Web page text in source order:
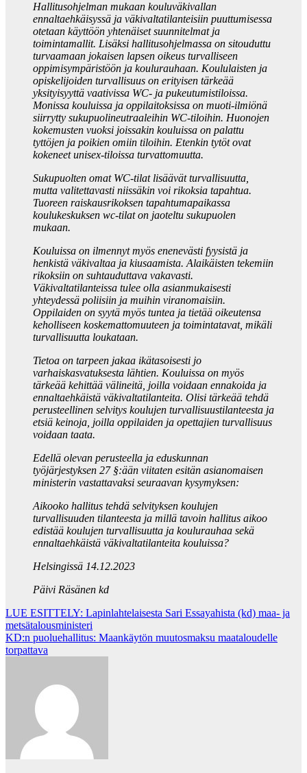
Hallitusohjelman mukaan kouluväkivallan
ennaltaehkäisyssä ja väkivaltatilanteisiin puuttumisessa
otetaan käyttöön yhtenäiset suunnitelmat ja
toimintamallit. Lisäksi hallitusohjelmassa on sitouduttu
turvaamaan jokaisen lapsen oikeus turvalliseen
oppimisympäristöön ja koulurauhaan. Koululaisten ja
opiskelijoiden turvallisuus on erityisen tärkeää
yksityisyyttä vaativissa WC- ja pukeutumistiloissa.
Monissa kouluissa ja oppilaitoksissa on muoti-ilmiönä
siirrytty sukupuolineutraaleihin WC-tiloihin. Huonojen
kokemusten vuoksi joissakin kouluissa on palattu
tyttöjen ja poikien omiin tiloihin. Etenkin tytöt ovat
kokeneet unisex-tiloissa turvattomuutta.
Sukupuolten omat WC-tilat lisäävät turvallisuutta,
mutta valitettavasti niissäkin voi rikoksia tapahtua.
Tuoreen raiskausrikoksen tapahtumapaikassa
koulukeskuksen wc-tilat on jaoteltu sukupuolen
mukaan.
Kouluissa on ilmennyt myös enenevästi fyysistä ja
henkistä väkivaltaa ja kiusaamista. Alaikäisten tekemiin
rikoksiin on suhtauduttava vakavasti.
Väkivaltatilanteissa tulee olla asianmukaisesti
yhteydessä poliisiin ja muihin viranomaisiin.
Oppilaiden on syytä myös tuntea ja tietää oikeutensa
keholliseen koskemattomuuteen ja toimintatavat, mikäli
turvallisuutta loukataan.
Tietoa on tarpeen jakaa ikätasoisesti jo
varhaiskasvatuksesta lähtien. Kouluissa on myös
tärkeää kehittää välineitä, joilla voidaan ennakoida ja
ennaltaehkäistä väkivaltatilanteita. Olisi tärkeää tehdä
perusteellinen selvitys koulujen turvallisuustilanteesta ja
etsiä keinoja, joilla oppilaiden ja opettajien turvallisuus
voidaan taata.
Edellä olevan perusteella ja eduskunnan
työjärjestyksen 27 §:ään viitaten esitän asianomaisen
ministerin vastattavaksi seuraavan kysymyksen:
Aikooko hallitus tehdä selvityksen koulujen
turvallisuuden tilanteesta ja millä tavoin hallitus aikoo
edistää koulujen turvallisuutta ja koulurauhaa sekä
ennaltaehkäistä väkivaltatilanteita kouluissa?
Helsingissä 14.12.2023
Päivi Räsänen kd
Post
navigation
LUE ESITTELY: Lapinlahtelaisesta Sari Essayahista (kd) maa- ja
metsätalousministeri
KD:n puoluehallitus: Maankäytön muutosmaksu maataloudelle
torpattava